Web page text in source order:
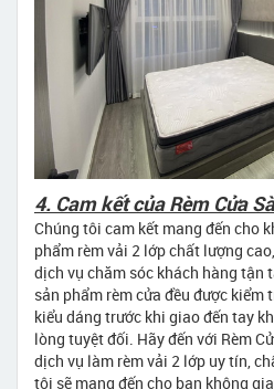
4. Cam kết của Rèm Cửa
Chúng tôi cam kết mang đến cho
phẩm rèm vải 2 lớp chất lượng
dịch vụ chăm sóc khách hàng tận
sản phẩm rèm cửa đều được kiểm
kiểu dáng trước khi giao đến tay
lòng tuyệt đối. Hãy đến với Rèm
dịch vụ làm rèm vải 2 lớp uy tín,
tôi sẽ mang đến cho bạn không